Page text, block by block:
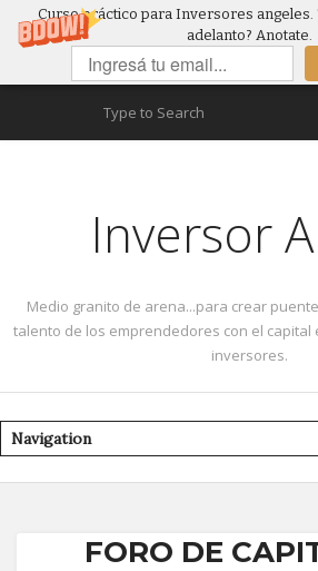
Curso práctico para Inversores angeles.
adelanto? Anotate.
Inversor
Medio granito de arena...para crear
talento de los emprendedores con el capital
inversores.
FORO DE